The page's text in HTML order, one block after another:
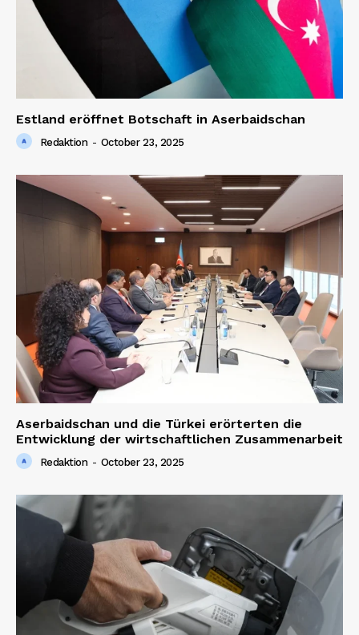
Estland eröffnet Botschaft in Aserbaidschan
Redaktion - October 23, 2025
Aserbaidschan und die Türkei erörterten die
Entwicklung der wirtschaftlichen Zusammenarbeit
Redaktion - October 23, 2025